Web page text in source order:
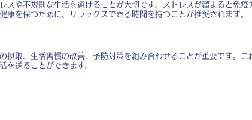
スや不規則な生活を避けることが大切です。ストレスが溜まると免
康を保つために、リラックスできる時間を持つことが推奨されます。
摂取、生活習慣の改善、予防対策を組み合わせることが重要です。
を送ることができます。